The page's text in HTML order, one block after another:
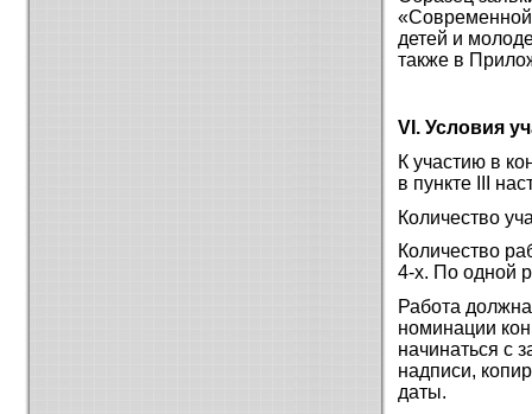
детей и
также в
VI. Условия
К участию в
в пункте III
Количество
Количество
4-х. По одной
Работа
номинации
начинаться с
надписи,
даты.